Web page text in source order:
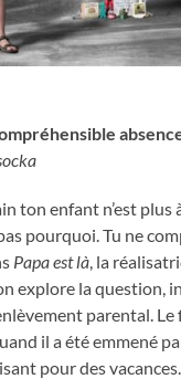
ton enfant n’est plus
pourquoi. Tu ne
Papa est là, la
explore la question,
parental. Le
il a été emmené
pour des